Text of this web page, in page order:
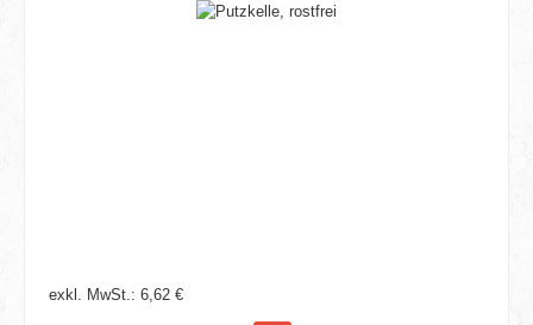
Bildergalerie überspringen
exkl. MwSt.: 6,62 €